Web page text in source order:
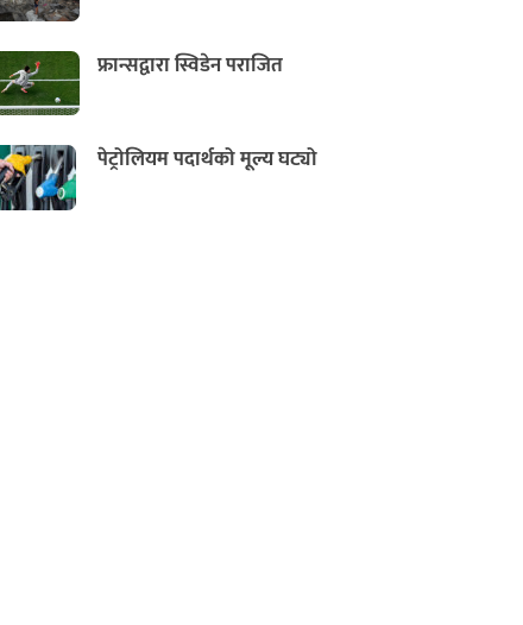
फ्रान्सद्वारा स्विडेन पराजित
पेट्रोलियम पदार्थको मूल्य घट्यो